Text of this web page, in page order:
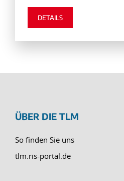
DETAILS
ÜBER DIE TLM
So finden Sie uns
tlm.ris-portal.de